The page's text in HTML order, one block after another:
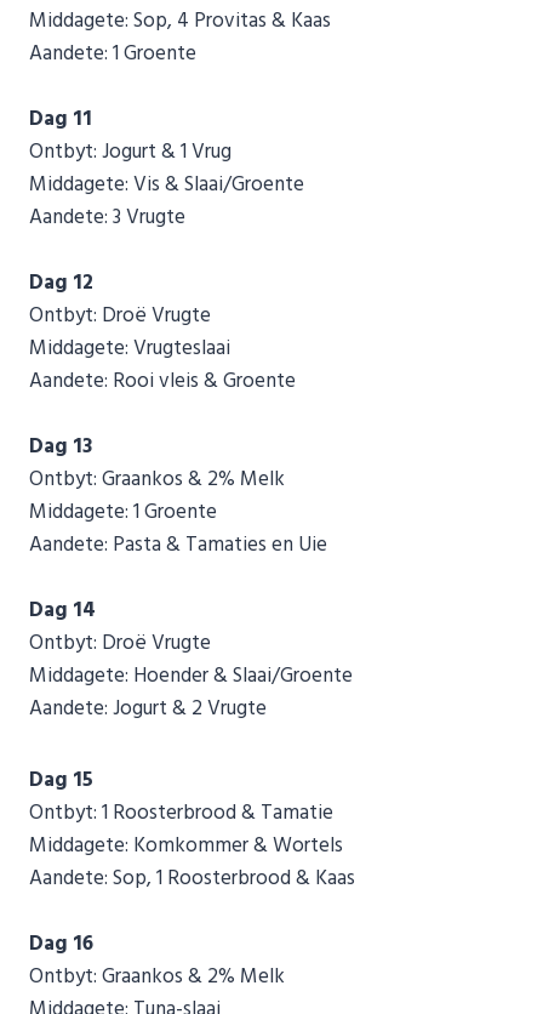
Middagete: Sop, 4 Provitas & Kaas
Aandete: 1 Groente
Dag 11
Ontbyt: Jogurt & 1 Vrug
Middagete: Vis & Slaai/Groente
Aandete: 3 Vrugte
Dag 12
Ontbyt: Droë Vrugte
Middagete: Vrugteslaai
Aandete: Rooi vleis & Groente
Dag 13
Ontbyt: Graankos & 2% Melk
Middagete: 1 Groente
Aandete: Pasta & Tamaties en Uie
Dag 14
Ontbyt: Droë Vrugte
Middagete: Hoender & Slaai/Groente
Aandete: Jogurt & 2 Vrugte
Dag 15
Ontbyt: 1 Roosterbrood & Tamatie
Middagete: Komkommer & Wortels
Aandete: Sop, 1 Roosterbrood & Kaas
Dag 16
Ontbyt: Graankos & 2% Melk